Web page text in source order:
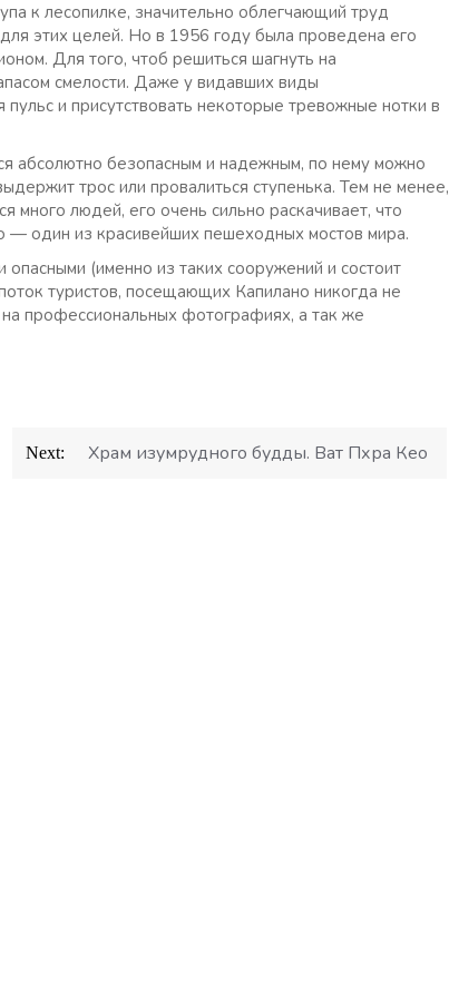
к лесопилке, значительно облегчающий труд
этих целей. Но в 1956 году была проведена его
Для того, чтоб решиться шагнуть на
смелости. Даже у видавших виды
и присутствовать некоторые тревожные нотки в
абсолютно безопасным и надежным, по нему можно
трос или провалиться ступенька. Тем не менее,
много людей, его очень сильно раскачивает, что
— один из красивейших пешеходных мостов мира.
(именно из таких сооружений и состоит
туристов, посещающих Капилано никогда не
профессиональных фотографиях, а так же
Next: Храм изумрудного будды. Ват Пхра Кео